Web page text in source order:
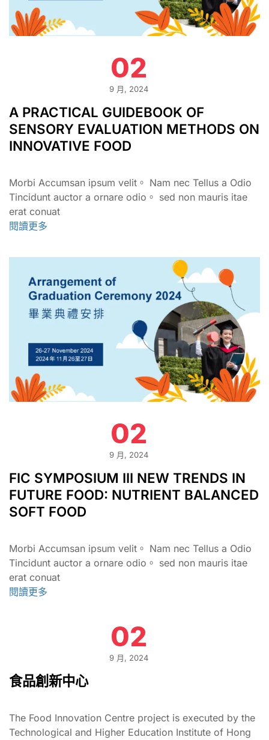
02
9 月, 2024
A PRACTICAL GUIDEBOOK OF
SENSORY EVALUATION METHODS ON
INNOVATIVE FOOD
Morbi Accumsan ipsum velit。 Nam nec Tellus a Odio
Tincidunt auctor a ornare odio。 sed non mauris itae
erat conuat
閱讀更多
02
9 月, 2024
FIC SYMPOSIUM III NEW TRENDS IN
FUTURE FOOD: NUTRIENT BALANCED
SOFT FOOD
Morbi Accumsan ipsum velit。 Nam nec Tellus a Odio
Tincidunt auctor a ornare odio。 sed non mauris itae
erat conuat
閱讀更多
02
9 月, 2024
食品創新中心
The Food Innovation Centre project is executed by the
Technological and Higher Education Institute of Hong